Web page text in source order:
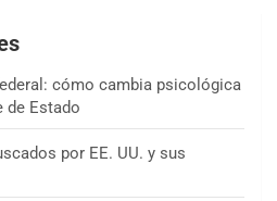
cómo cambia psicológica
de Estado
por EE. UU. y sus